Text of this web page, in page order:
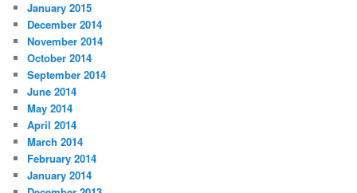
January 2015
December 2014
November 2014
October 2014
September 2014
June 2014
May 2014
April 2014
March 2014
February 2014
January 2014